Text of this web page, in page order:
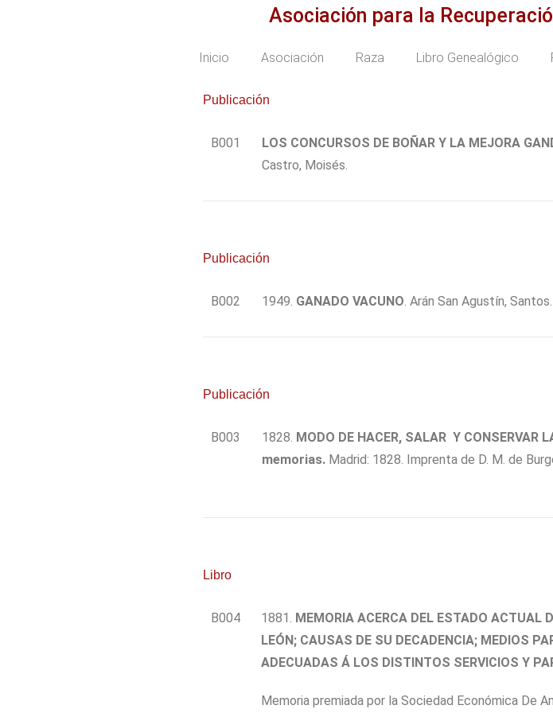
Asociación para la
Inicio Asociación Raza Libro Genealógico
Publicación
B001 LOS CONCURSOS DE BOÑAR Y LA MEJORA
Castro, Moisés.
Publicación
B002 1949. GANADO VACUNO. Arán San Agustín,
Publicación
B003 1828. MODO DE HACER, SALAR Y
memorias. Madrid: 1828. Imprenta de D. M. de
Libro
B004 1881. MEMORIA ACERCA DEL ESTADO ACTUAL
LEÓN; CAUSAS DE SU DECADENCIA; MEDIOS
ADECUADAS Á LOS DISTINTOS SERVICIOS Y
Memoria premiada por la Sociedad Económica De